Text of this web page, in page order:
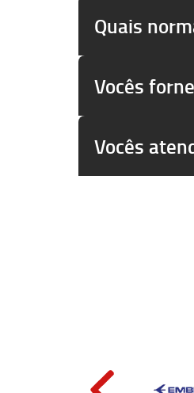
Quais
Vocês
Vocês